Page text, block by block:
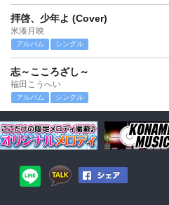
拝啓、少年よ (Cover)
米湊月映
アルバム シングル
志～こころざし～
福田こうへい
アルバム シングル